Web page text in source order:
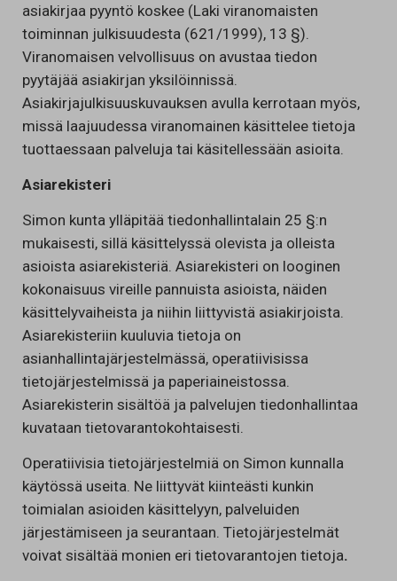
asiakirjaa pyyntö koskee (Laki viranomaisten
toiminnan julkisuudesta (621/1999), 13 §).
Viranomaisen velvollisuus on avustaa tiedon
pyytäjää asiakirjan yksilöinnissä.
Asiakirjajulkisuuskuvauksen avulla kerrotaan myös,
missä laajuudessa viranomainen käsittelee tietoja
tuottaessaan palveluja tai käsitellessään asioita.
Asiarekisteri
Simon kunta ylläpitää tiedonhallintalain 25 §:n
mukaisesti, sillä käsittelyssä olevista ja olleista
asioista asiarekisteriä. Asiarekisteri on looginen
kokonaisuus vireille pannuista asioista, näiden
käsittelyvaiheista ja niihin liittyvistä asiakirjoista.
Asiarekisteriin kuuluvia tietoja on
asianhallintajärjestelmässä, operatiivisissa
tietojärjestelmissä ja paperiaineistossa.
Asiarekisterin sisältöä ja palvelujen tiedonhallintaa
kuvataan tietovarantokohtaisesti.
Operatiivisia tietojärjestelmiä on Simon kunnalla
käytössä useita. Ne liittyvät kiinteästi kunkin
toimialan asioiden käsittelyyn, palveluiden
järjestämiseen ja seurantaan. Tietojärjestelmät
voivat sisältää monien eri tietovarantojen tietoja.